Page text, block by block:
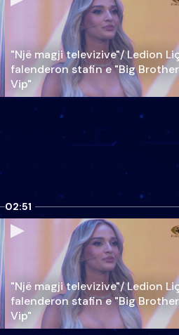
"Një magji televizive"/ Ledion
falenderon stafin e "Big Brother
Vip"
02:51
"Një magji televizive"/ Ledion
falenderon stafin e "Big Brother
Vip"